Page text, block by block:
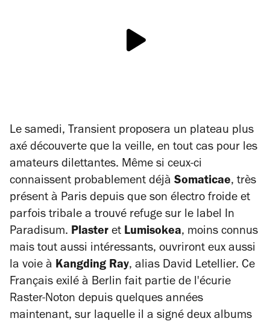
Le samedi, Transient proposera un plateau plus
axé découverte que la veille, en tout cas pour les
amateurs dilettantes. Même si ceux-ci
connaissent probablement déjà Somaticae, très
présent à Paris depuis que son électro froide et
parfois tribale a trouvé refuge sur le label In
Paradisum. Plaster et Lumisokea, moins connus
mais tout aussi intéressants, ouvriront eux aussi
la voie à Kangding Ray, alias David Letellier. Ce
Français exilé à Berlin fait partie de l'écurie
Raster-Noton depuis quelques années
maintenant, sur laquelle il a signé deux albums